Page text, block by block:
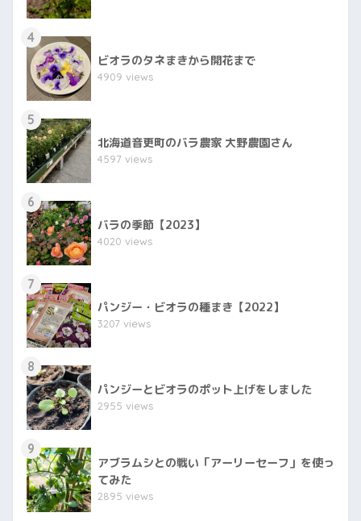
4
ビオラのタネまきから開花まで
4909 views
5
北海道音更町のバラ農家 大野農園さん
4597 views
6
バラの季節【2023】
4020 views
7
パンジー・ビオラの種まき【2022】
3207 views
8
パンジーとビオラのポット上げをしました
2955 views
9
アブラムシとの戦い「アーリーセーフ」を使っ
てみた
2895 views